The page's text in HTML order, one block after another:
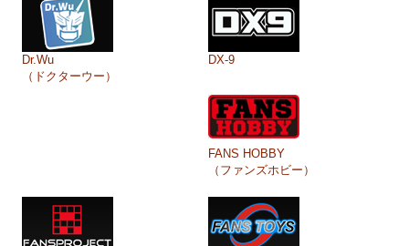
Dr.Wu
（ドクターウー）
DX-9
FANS HOBBY
（ファンズホビー）